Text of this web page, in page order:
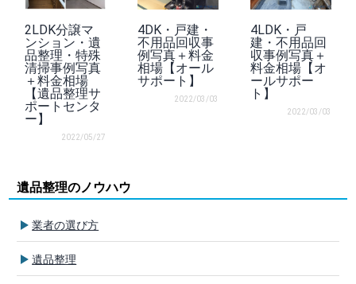
2LDK分譲マ
ンション・遺
品整理・特殊
清掃事例写真
＋料金相場
【遺品整理サ
ポートセンタ
ー】
2022/05/27
4DK・戸建・
不用品回収事
例写真＋料金
相場【オール
サポート】
2022/03/03
4LDK・戸
建・不用品回
収事例写真＋
料金相場【オ
ールサポー
ト】
2022/03/03
遺品整理のノウハウ
業者の選び方
遺品整理